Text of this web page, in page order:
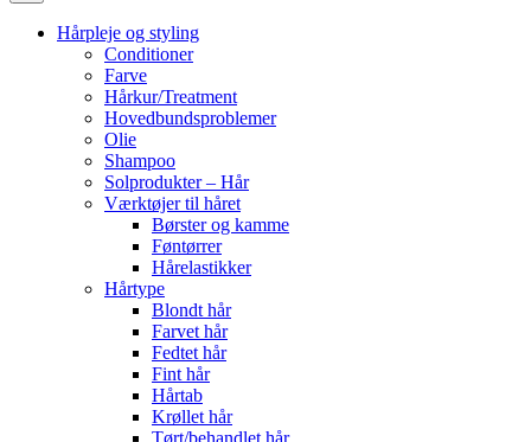
Hårpleje og styling
Conditioner
Farve
Hårkur/Treatment
Hovedbundsproblemer
Olie
Shampoo
Solprodukter – Hår
Værktøjer til håret
Børster og kamme
Føntørrer
Hårelastikker
Hårtype
Blondt hår
Farvet hår
Fedtet hår
Fint hår
Hårtab
Krøllet hår
Tørt/behandlet hår